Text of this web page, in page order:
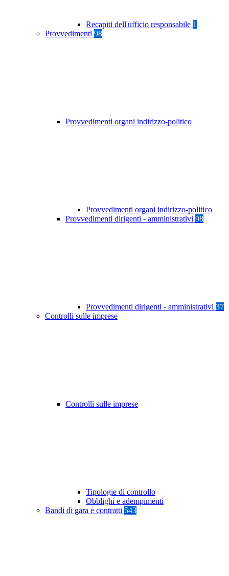
Recapiti dell'ufficio responsabile 1
Provvedimenti 98
Provvedimenti organi indirizzo-politico
Provvedimenti organi indirizzo-politico
Provvedimenti dirigenti - amministrativi 98
Provvedimenti dirigenti - amministrativi 37
Controlli sulle imprese
Controlli sulle imprese
Tipologie di controllo
Obblighi e adempimenti
Bandi di gara e contratti 543